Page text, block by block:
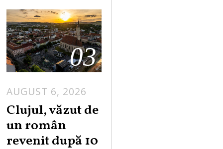
03
AUGUST 6, 2026
Clujul, văzut de
un român
revenit după 10